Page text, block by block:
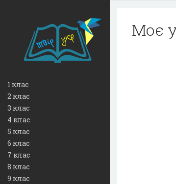
1 клас
2 клас
3 клас
4 клас
5 клас
6 клас
7 клас
8 клас
9 клас
Моє